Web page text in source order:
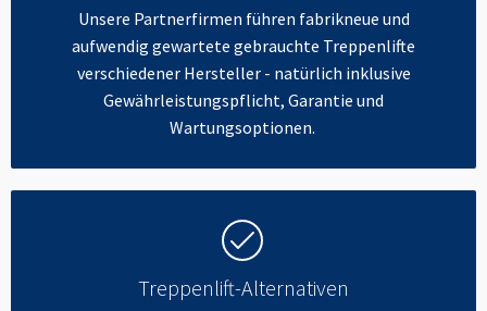
Unsere Partnerfirmen führen fabrikneue und
aufwendig gewartete gebrauchte Treppenlifte
verschiedener Hersteller - natürlich inklusive
Gewährleistungspflicht, Garantie und
Wartungsoptionen.
Treppenlift-Alternativen